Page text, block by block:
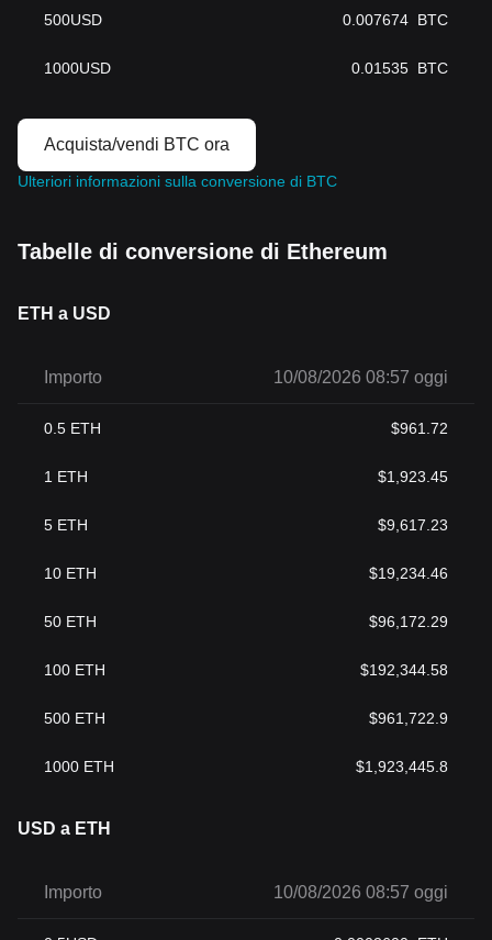
500USD 0.007674 BTC
1000USD 0.01535 BTC
Acquista/vendi BTC ora
Ulteriori informazioni sulla conversione di BTC
Tabelle di conversione di Ethereum
ETH a USD
Importo 10/08/2026 08:57 oggi
0.5 ETH $961.72
1 ETH $1,923.45
5 ETH $9,617.23
10 ETH $19,234.46
50 ETH $96,172.29
100 ETH $192,344.58
500 ETH $961,722.9
1000 ETH $1,923,445.8
USD a ETH
Importo 10/08/2026 08:57 oggi